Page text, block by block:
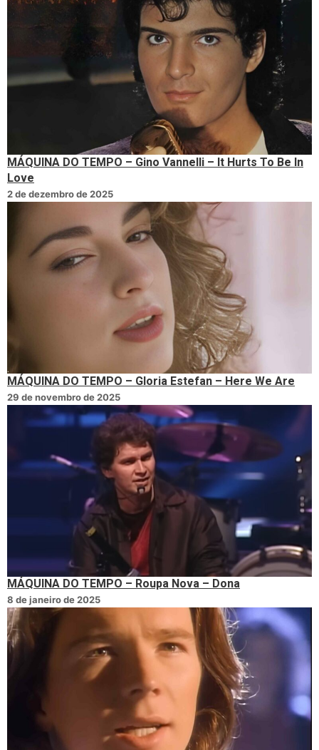
MÁQUINA DO TEMPO – Gino Vannelli – It Hurts To Be In
Love
2 de dezembro de 2025
MÁQUINA DO TEMPO – Gloria Estefan – Here We Are
29 de novembro de 2025
MÁQUINA DO TEMPO – Roupa Nova – Dona
8 de janeiro de 2025